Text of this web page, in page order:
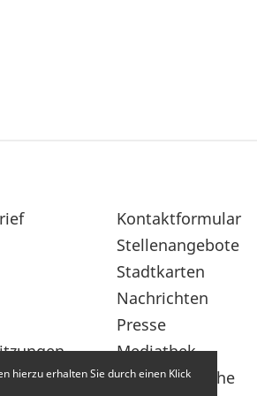
Sekundärnavigation
im
Fußbereich
Kontaktformular
Stellenangebote
Stadtkarten
Nachrichten
Presse
Mediathek
Leichte Sprache
hierzu erhalten Sie durch einen Klick